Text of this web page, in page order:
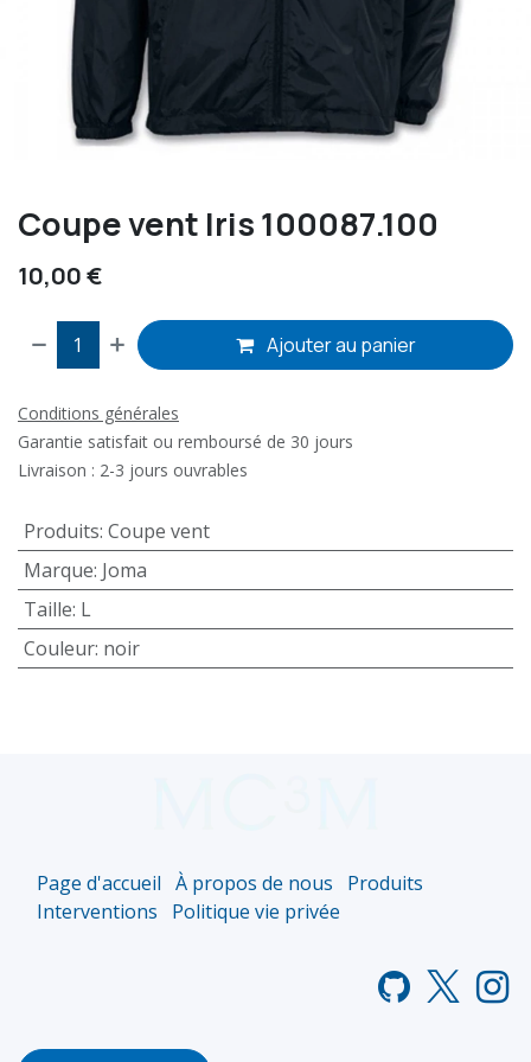
Coupe vent Iris 100087.100
10,00€
Ajouter au panier
Conditions générales
Garantie satisfait ou remboursé de 30 jours
Livraison : 2-3 jours ouvrables
Produits: Coupe vent
Marque: Joma
Taille: L
Couleur: noir
Page d'accueil À propos de nous
Produits
Interventions
Politique vie privée